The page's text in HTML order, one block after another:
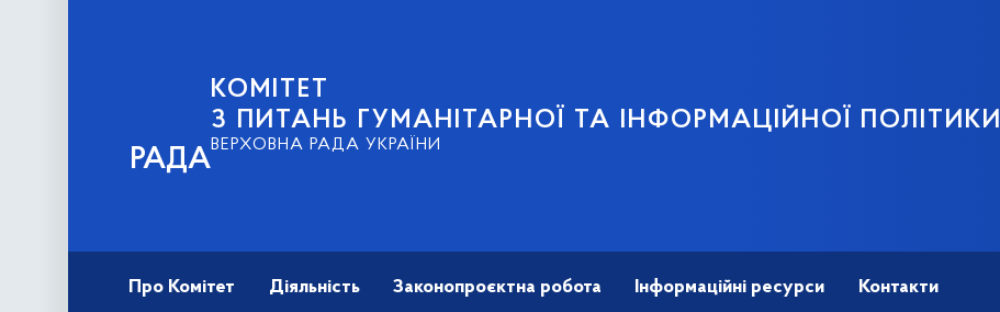
РАДА
КОМІТЕТ
З ПИТАНЬ ГУМАНІТАРНОЇ ТА ІНФОРМАЦІЙНОЇ ПОЛІТИКИ
ВЕРХОВНА РАДА УКРАЇНИ
Про Комітет Діяльність Законопроєктна робота Інформаційні ресурси Контакти